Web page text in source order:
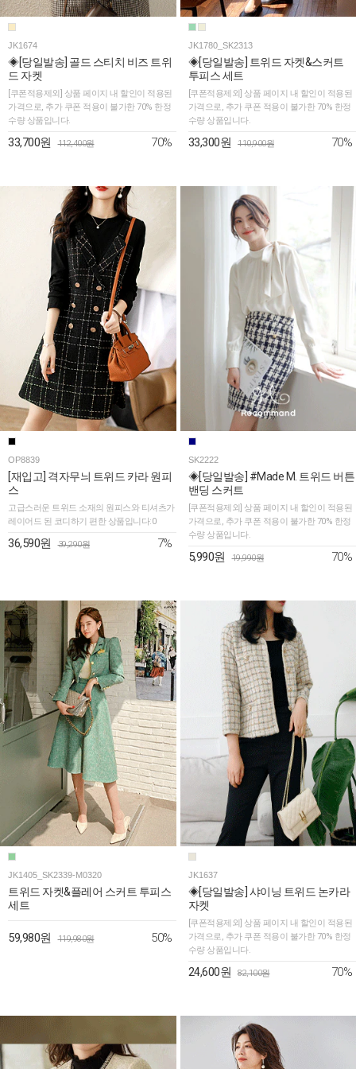
JK1674
◈[당일발송] 골드 스티치 비즈 트위
드 자켓
[쿠폰적용제외] 상품 페이지 내 할인이 적용된
가격으로, 추가 쿠폰 적용이 불가한 70% 한정
수량 상품입니다.
33,700원 112,400원 70%
JK1780_SK2313
◈[당일발송] 트위드 자켓&스커트
투피스 세트
[쿠폰적용제외] 상품 페이지 내 할인이 적용된
가격으로, 추가 쿠폰 적용이 불가한 70% 한정
수량 상품입니다.
33,300원 110,900원 70%
OP8839
[재입고] 격자무늬 트위드 카라 원피
스
고급스러운 트위드 소재의 원피스와 티셔츠가
레이어드 된 코디하기 편한 상품입니다:0
36,590원 39,290원 7%
SK2222
◈[당일발송] #Made M. 트위드 버튼
밴딩 스커트
[쿠폰적용제외] 상품 페이지 내 할인이 적용된
가격으로, 추가 쿠폰 적용이 불가한 70% 한정
수량 상품입니다.
5,990원 19,990원 70%
JK1405_SK2339-M0320
트위드 자켓&플레어 스커트 투피스
세트
59,980원 119,980원 50%
JK1637
◈[당일발송] 샤이닝 트위드 논카라
자켓
[쿠폰적용제외] 상품 페이지 내 할인이 적용된
가격으로, 추가 쿠폰 적용이 불가한 70% 한정
수량 상품입니다.
24,600원 82,100원 70%